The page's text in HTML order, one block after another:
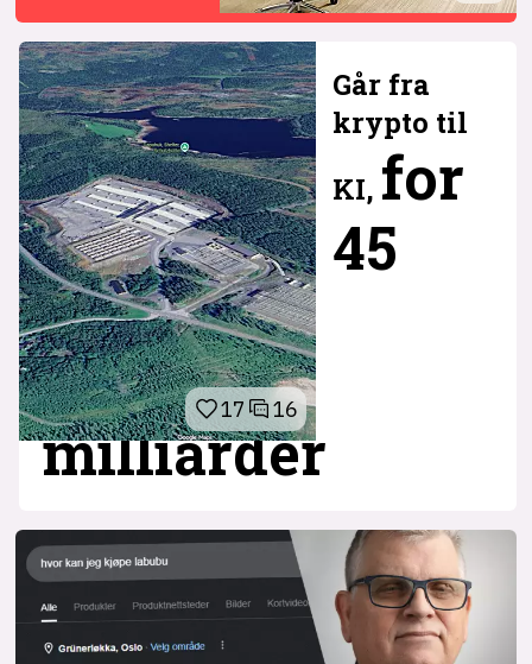
17 16
Går fra
krypto til
KI, for
45
milliarder